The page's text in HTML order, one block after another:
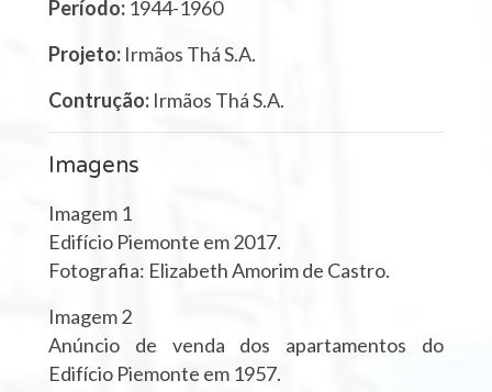
Período: 1944-1960
Projeto: Irmãos Thá S.A.
Contrução: Irmãos Thá S.A.
Imagens
Imagem 1
Edifício Piemonte em 2017.
Fotografia: Elizabeth Amorim de Castro.
Imagem 2
Anúncio de venda dos apartamentos do
Edifício Piemonte em 1957.